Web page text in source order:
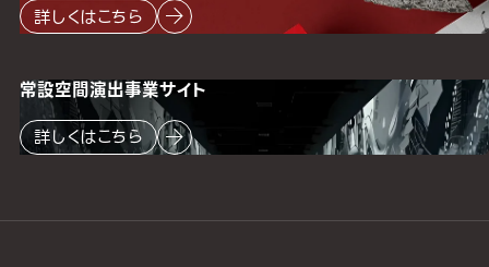
詳しくはこちら
常設空間演出事業サイト
詳しくはこちら